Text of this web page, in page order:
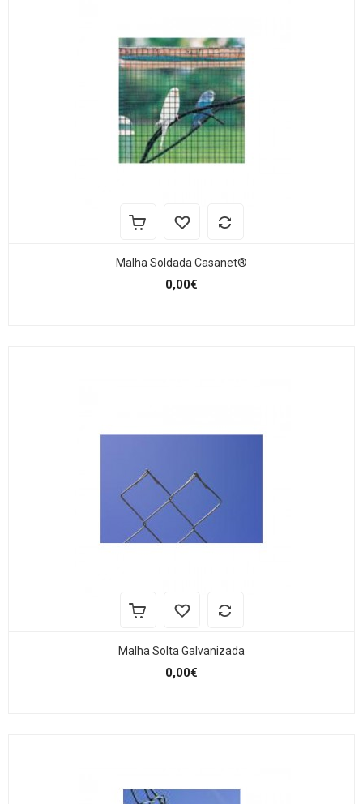
Malha Soldada Casanet®
0,00€
Malha Solta Galvanizada
0,00€